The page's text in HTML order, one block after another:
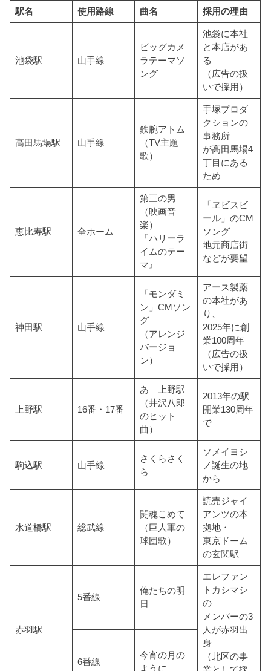
駅名 使用路線 曲名 採用の理由
池袋駅 山手線
ビッグカメ
ラテーマソ
ング
池袋に本社
と本店があ
る
（広告の扱
いで採用）
高田馬場駅 山手線
鉄腕アトム
（TV主題
歌）
手塚プロダ
クションの
事務所
が高田馬場4
丁目にある
ため
恵比寿駅 全ホーム
第三の男
（映画音
楽）
『ハリーラ
イムのテー
マ』
「ヱビスビ
ール」のCM
ソング
地元商店街
などが要望
神田駅 山手線
「モンダミ
ン」CMソン
グ
（アレンジ
バージョ
ン）
アース製薬
の本社があ
り、
2025年に創
業100周年
（広告の扱
いで採用）
上野駅 16番・17番
あゝ上野駅
（井沢八郎
のヒット
曲）
2013年の駅
開業130周年
で
駒込駅 山手線
さくらさく
ら
ソメイヨシ
ノ誕生の地
から
水道橋駅 総武線
闘魂こめて
（巨人軍の
球団歌）
読売ジャイ
アンツの本
拠地・
東京ドーム
の玄関駅
赤羽駅
5番線
俺たちの明
日
エレファン
トカシマシ
の
メンバーの3
人が赤羽出
身
（北区の事
6番線
今宵の月の
ように